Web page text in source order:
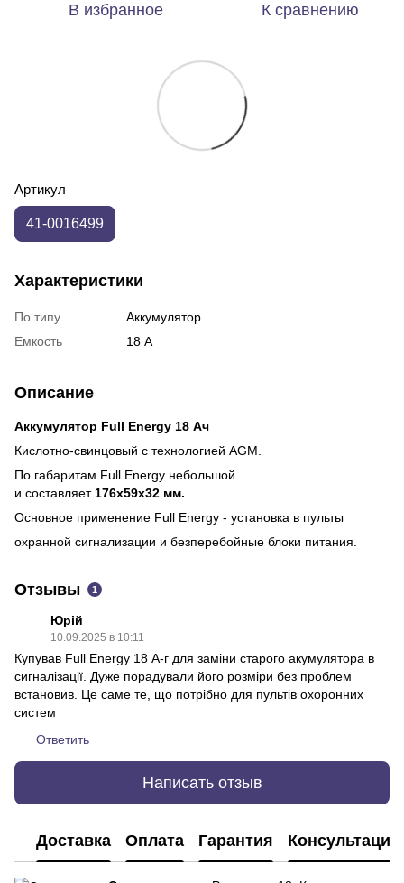
В избранное К сравнению
Артикул
41-0016499
Характеристики
По типу
Аккумулятор
Емкость
18 А
Описание
Аккумулятор Full Energy 18 Ач
Кислотно-свинцовый с технологией AGM.
По габаритам Full Energy небольшой
и составляет 176х59х32 мм.
Основное применение Full Energy - установка в пульты
охранной сигнализации и безперебойные блоки питания.
Отзывы 1
Юрій
10.09.2025 в 10:11
Купував Full Energy 18 А-г для заміни старого акумулятора в
сигналізації. Дуже порадували його розміри без проблем
встановив. Це саме те, що потрібно для пультів охоронних
систем
Ответить
Написать отзыв
Доставка Оплата Гарантия Консультация